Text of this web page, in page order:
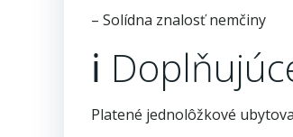
– Solídna znalosť nemčiny
ℹ️
Platené jednolôžkové